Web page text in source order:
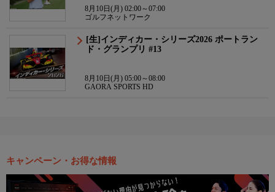
8月10日(月) 02:00～07:00
ゴルフネットワーク
[生]インディカー・シリーズ2026 ポートラン
ド・グランプリ #13
8月10日(月) 05:00～08:00
GAORA SPORTS HD
キャンペーン・お得な情報